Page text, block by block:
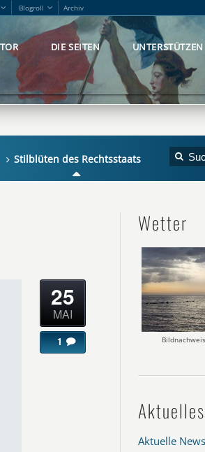
Blogroll Archiv
DIE SEITEN UNTERSTÜTZEN
Stilblüten des Rechtsstaats
25
MAI
1
Wetter
Aktuelles
Aktuelle
Blogroll Archiv
DIE SEITEN UNTERSTÜTZEN